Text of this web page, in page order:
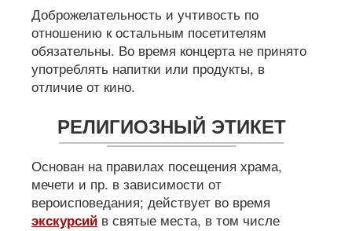
Доброжелательность и учтивость по
отношению к остальным посетителям
обязательны. Во время концерта не принято
употреблять напитки или продукты, в
отличие от кино.
РЕЛИГИОЗНЫЙ ЭТИКЕТ
Основан на правилах посещения храма,
мечети и пр. в зависимости от
вероисповедания; действует во время
экскурсий в святые места, в том числе